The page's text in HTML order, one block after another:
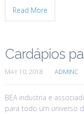
Read More
Cardápios
MAY 10, 2018 ADMINC
BEA industria e
para todo um universo